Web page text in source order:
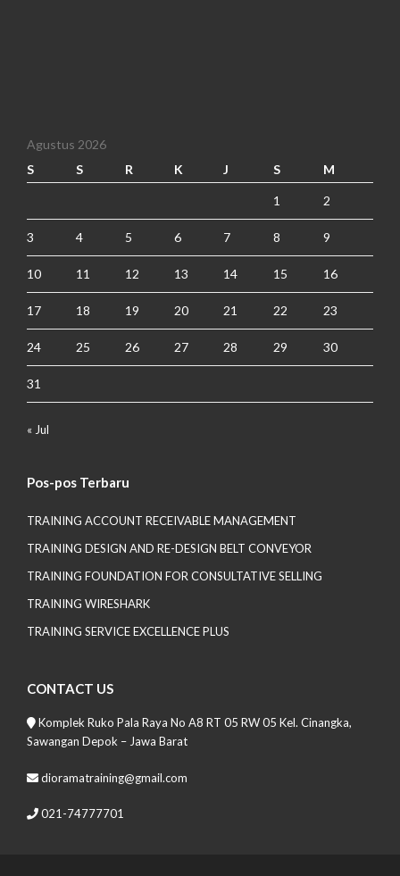
Agustus 2026
S
S R K J S M
1 2
3 4 5 6 7 8 9
10 11 12 13 14 15 16
17 18 19 20 21 22 23
24 25 26 27 28 29 30
31
« Jul
Pos-pos Terbaru
TRAINING ACCOUNT RECEIVABLE MANAGEMENT
TRAINING DESIGN AND RE-DESIGN BELT CONVEYOR
TRAINING FOUNDATION FOR CONSULTATIVE SELLING
TRAINING WIRESHARK
TRAINING SERVICE EXCELLENCE PLUS
CONTACT US
Komplek Ruko Pala Raya No A8 RT 05 RW 05 Kel. Cinangka,
Sawangan Depok – Jawa Barat
dioramatraining@gmail.com
021-74777701